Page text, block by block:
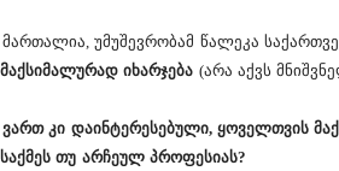
მართალია, უმუშევრობამ წალეკა
მაქსიმალურად იხარჯება (არა აქვს
ვართ კი დაინტერესებული, ყოველთვის
საქმეს თუ არჩეულ პროფესიას?